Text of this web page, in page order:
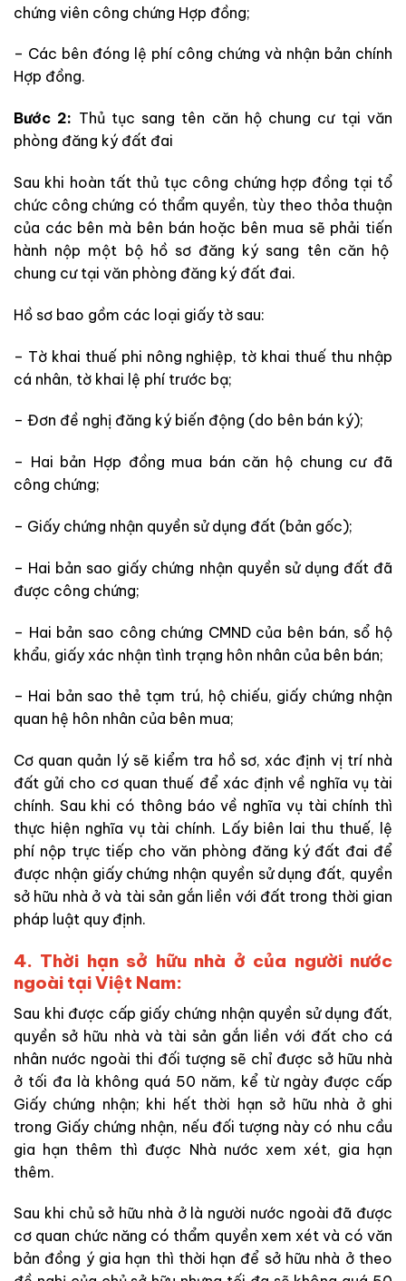
chứng viên công chứng Hợp đồng;
– Các bên đóng lệ phí công chứng và nhận bản chính
Hợp đồng.
Bước 2: Thủ tục sang tên căn hộ chung cư tại văn
phòng đăng ký đất đai
Sau khi hoàn tất thủ tục công chứng hợp đồng tại tổ
chức công chứng có thẩm quyền, tùy theo thỏa thuận
của các bên mà bên bán hoặc bên mua sẽ phải tiến
hành nộp một bộ hồ sơ đăng ký sang tên căn hộ
chung cư tại văn phòng đăng ký đất đai.
Hồ sơ bao gồm các loại giấy tờ sau:
– Tờ khai thuế phi nông nghiệp, tờ khai thuế thu nhập
cá nhân, tờ khai lệ phí trước bạ;
– Đơn đề nghị đăng ký biến động (do bên bán ký);
– Hai bản Hợp đồng mua bán căn hộ chung cư đã
công chứng;
– Giấy chứng nhận quyền sử dụng đất (bản gốc);
– Hai bản sao giấy chứng nhận quyền sử dụng đất đã
được công chứng;
– Hai bản sao công chứng CMND của bên bán, sổ hộ
khẩu, giấy xác nhận tình trạng hôn nhân của bên bán;
– Hai bản sao thẻ tạm trú, hộ chiếu, giấy chứng nhận
quan hệ hôn nhân của bên mua;
Cơ quan quản lý sẽ kiểm tra hồ sơ, xác định vị trí nhà
đất gửi cho cơ quan thuế để xác định về nghĩa vụ tài
chính. Sau khi có thông báo về nghĩa vụ tài chính thì
thực hiện nghĩa vụ tài chính. Lấy biên lai thu thuế, lệ
phí nộp trực tiếp cho văn phòng đăng ký đất đai để
được nhận giấy chứng nhận quyền sử dụng đất, quyền
sở hữu nhà ở và tài sản gắn liền với đất trong thời gian
pháp luật quy định.
4. Thời hạn sở hữu nhà ở của người nước
ngoài tại Việt Nam:
Sau khi được cấp giấy chứng nhận quyền sử dụng đất,
quyền sở hữu nhà và tài sản gắn liền với đất cho cá
nhân nước ngoài thi đối tượng sẽ chỉ được sở hữu nhà
ở tối đa là không quá 50 năm, kể từ ngày được cấp
Giấy chứng nhận; khi hết thời hạn sở hữu nhà ở ghi
trong Giấy chứng nhận, nếu đối tượng này có nhu cầu
gia hạn thêm thì được Nhà nước xem xét, gia hạn
thêm.
Sau khi chủ sở hữu nhà ở là người nước ngoài đã được
cơ quan chức năng có thẩm quyền xem xét và có văn
bản đồng ý gia hạn thì thời hạn để sở hữu nhà ở theo